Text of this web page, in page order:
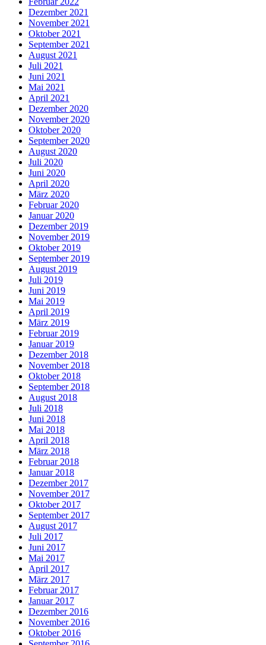
Dezember 2021
November 2021
Oktober 2021
September 2021
August 2021
Juli 2021
Juni 2021
Mai 2021
April 2021
Dezember 2020
November 2020
Oktober 2020
September 2020
August 2020
Juli 2020
Juni 2020
April 2020
März 2020
Februar 2020
Januar 2020
Dezember 2019
November 2019
Oktober 2019
September 2019
August 2019
Juli 2019
Juni 2019
Mai 2019
April 2019
März 2019
Februar 2019
Januar 2019
Dezember 2018
November 2018
Oktober 2018
September 2018
August 2018
Juli 2018
Juni 2018
Mai 2018
April 2018
März 2018
Februar 2018
Januar 2018
Dezember 2017
November 2017
Oktober 2017
September 2017
August 2017
Juli 2017
Juni 2017
Mai 2017
April 2017
März 2017
Februar 2017
Januar 2017
Dezember 2016
November 2016
Oktober 2016